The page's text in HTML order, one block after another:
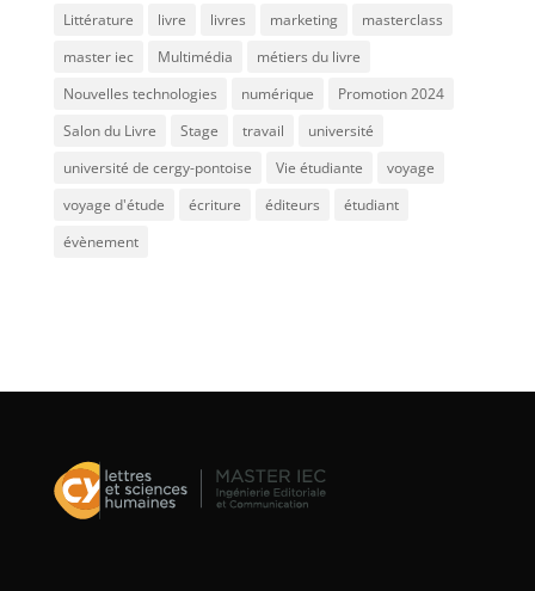
Littérature
livre livres marketing
masterclass
master iec
Multimédia
métiers du livre
Nouvelles technologies
numérique
Promotion 2024
Salon du Livre
Stage travail
université
université de cergy-pontoise
Vie étudiante
voyage
voyage d'étude
écriture éditeurs
étudiant
évènement